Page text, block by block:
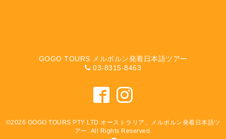
GOGO TOURS メルボルン発着日本語ツアー
03-8315-8463
©2026 GOGO TOURS PTY LTD オーストラリア、メルボルン発着日本語ツ
アー . All Rights Reserved.